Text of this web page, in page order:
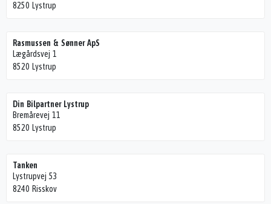
8250 Lystrup
Rasmussen & Sønner ApS
Lægårdsvej 1
8520 Lystrup
Din Bilpartner Lystrup
Bremårevej 11
8520 Lystrup
Tanken
Lystrupvej 53
8240 Risskov